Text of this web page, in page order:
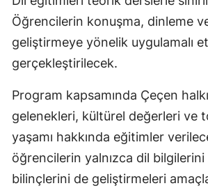
Öğrencilerin konuşma, dinleme
geliştirmeye yönelik uygulamalı
gerçekleştirilecek.
Program kapsamında Çeçen
gelenekleri, kültürel değerleri ve
yaşamı hakkında eğitimler
öğrencilerin yalnızca dil
bilinçlerini de geliştirmeleri